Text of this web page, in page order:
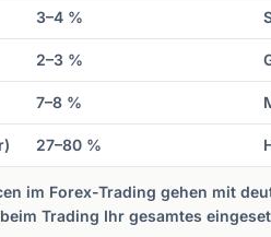
3–4 %
2–3 %
7–8 %
27–80 %
im Forex-Trading gehen mit
Trading Ihr gesamtes